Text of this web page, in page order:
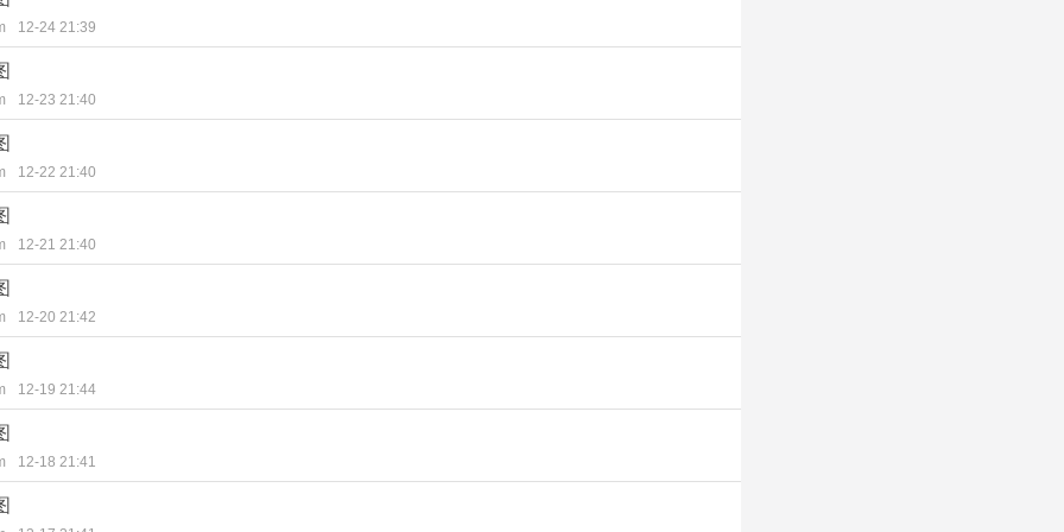
12-24 21:39
12-23 21:40
12-22 21:40
12-21 21:40
12-20 21:42
12-19 21:44
12-18 21:41